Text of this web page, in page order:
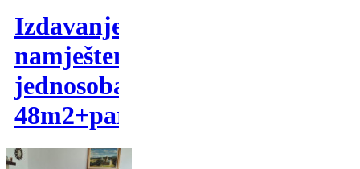
Izdavanje,
namješten
jednosoban
48m2+parking